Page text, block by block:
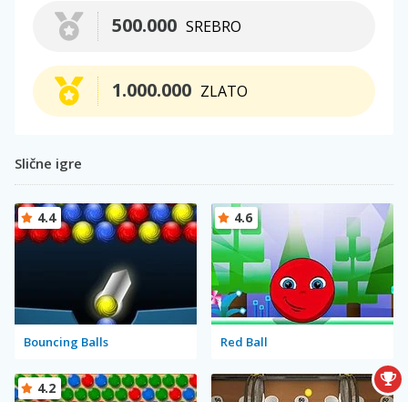
SREBRO
500.000
ZLATO
1.000.000
Slične igre
Bouncing Balls
4.4
Red Ball
4.6
4.2